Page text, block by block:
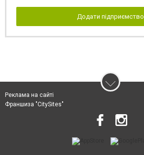
Додати підприємство
Реклама на сайті
Франшиза "CitySites"